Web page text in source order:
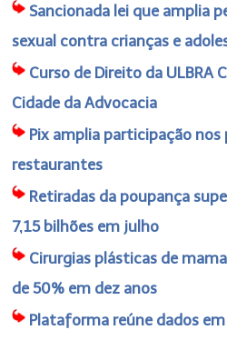
Sancionada lei que amplia
sexual contra crianças e
Curso de Direito da ULBRA
Cidade da Advocacia
Pix amplia participação
restaurantes
Retiradas da poupança
7,15 bilhões em julho
Cirurgias plásticas de
de 50% em dez anos
Plataforma reúne dados